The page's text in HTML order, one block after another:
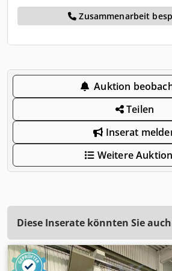
Zusammenarbeit
Auktion
Teilen
Inserat
Weitere
Diese Inserate könnten Sie